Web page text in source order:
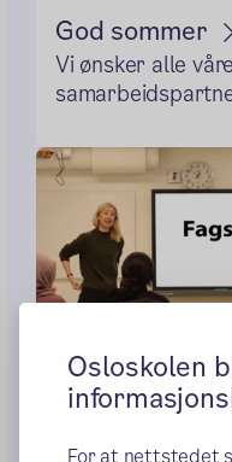
Osloskolen
God sommer
Vi ønsker alle